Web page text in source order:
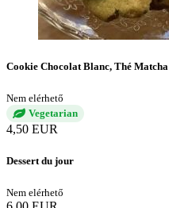
Cookie Chocolat Blanc, Thé Matcha
Nem elérhető
Vegetarian
4,50 EUR
Dessert du jour
Nem elérhető